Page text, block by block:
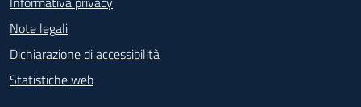
Note legali
Dichiarazione di accessibilità
Statistiche web